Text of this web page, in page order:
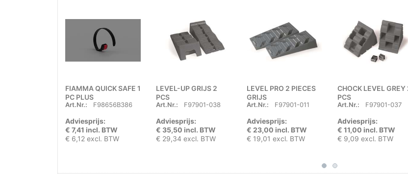
FIAMMA QUICK SAFE 1
PC PLUS
Art.Nr.: F98656B386
Adviesprijs:
€ 7,41 incl. BTW
€ 6,12 excl. BTW
LEVEL-UP GRIJS 2
PCS
Art.Nr.: F97901-038
Adviesprijs:
€ 35,50 incl. BTW
€ 29,34 excl. BTW
LEVEL PRO 2 PIECES
GRIJS
Art.Nr.: F97901-011
Adviesprijs:
€ 23,00 incl. BTW
€ 19,01 excl. BTW
CHOCK LEVEL GREY
PCS
Art.Nr.: F97901-037
Adviesprijs:
€ 11,00 incl. BTW
€ 9,09 excl. BTW